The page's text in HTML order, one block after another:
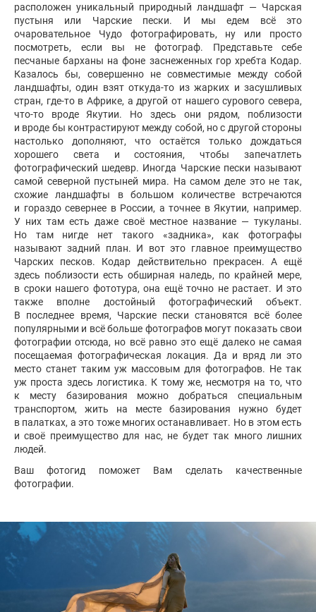
расположен уникальный природный ландшафт — Чарская
пустыня или Чарские пески. И мы едем всё это
очаровательное Чудо фотографировать, ну или просто
посмотреть, если вы не фотограф. Представьте себе
песчаные барханы на фоне заснеженных гор хребта Кодар.
Казалось бы, совершенно не совместимые между собой
ландшафты, один взят откуда-то из жарких и засушливых
стран, где-то в Африке, а другой от нашего сурового севера,
что-то вроде Якутии. Но здесь они рядом, поблизости
и вроде бы контрастируют между собой, но с другой стороны
настолько дополняют, что остаётся только дождаться
хорошего света и состояния, чтобы запечатлеть
фотографический шедевр. Иногда Чарские пески называют
самой северной пустыней мира. На самом деле это не так,
схожие ландшафты в большом количестве встречаются
и гораздо севернее в России, а точнее в Якутии, например.
У них там есть даже своё местное название — тукуланы.
Но там нигде нет такого «задника», как фотографы
называют задний план. И вот это главное преимущество
Чарских песков. Кодар действительно прекрасен. А ещё
здесь поблизости есть обширная наледь, по крайней мере,
в сроки нашего фототура, она ещё точно не растает. И это
также вполне достойный фотографический объект.
В последнее время, Чарские пески становятся всё более
популярными и всё больше фотографов могут показать свои
фотографии отсюда, но всё равно это ещё далеко не самая
посещаемая фотографическая локация. Да и вряд ли это
место станет таким уж массовым для фотографов. Не так
уж проста здесь логистика. К тому же, несмотря на то, что
к месту базирования можно добраться специальным
транспортом, жить на месте базирования нужно будет
в палатках, а это тоже многих останавливает. Но в этом есть
и своё преимущество для нас, не будет так много лишних
людей.
Ваш фотогид поможет Вам сделать качественные
фотографии.